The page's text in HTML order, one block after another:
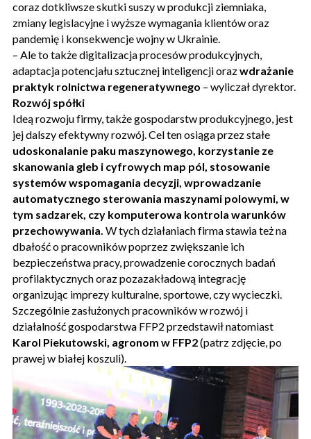
coraz dotkliwsze skutki suszy w produkcji ziemniaka,
zmiany legislacyjne i wyższe wymagania klientów oraz
pandemię i konsekwencje wojny w Ukrainie.
– Ale to także digitalizacja procesów produkcyjnych,
adaptacja potencjału sztucznej inteligencji orazwdrażanie
praktyk rolnictwa regeneratywnego – wyliczał dyrektor.
Rozwój spółki
Ideą rozwoju firmy, także gospodarstw produkcyjnego, jest
jej dalszy efektywny rozwój. Cel ten osiąga przez stałe
udoskonalanie paku maszynowego, korzystanie ze
skanowania gleb i cyfrowych map pól, stosowanie
systemów wspomagania decyzji, wprowadzanie
automatycznego sterowania maszynami polowymi, w
tym sadzarek, czy komputerowa kontrola warunków
przechowywania. W tych działaniach firma stawia też na
dbałość o pracowników poprzez zwiększanie ich
bezpieczeństwa pracy, prowadzenie corocznych badań
profilaktycznych oraz pozazakładową integrację
organizując imprezy kulturalne, sportowe, czy wycieczki.
Szczególnie zasłużonych pracowników w rozwój i
działalność gospodarstwa FFP2 przedstawił natomiast
Karol Piekutowski, agronom w FFP2(patrz zdjęcie, po
prawej w białej koszuli).